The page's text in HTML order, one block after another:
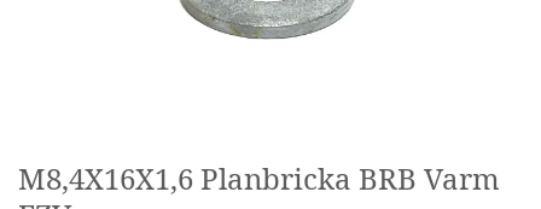
M8,4X16X1,6 Planbricka BRB Varm